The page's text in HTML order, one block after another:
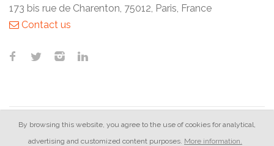
173 bis rue de Charenton, 75012, Paris, France
Contact us
Quick-Studio © 2026
By browsing this website, you agree to the use of cookies for analytical,
advertising and customized content purposes. More information.